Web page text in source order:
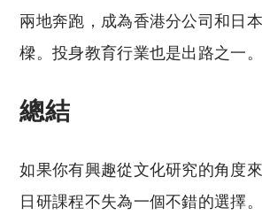
兩地奔跑，成為香港分公司和日
樑。投身教育行業也是出路之一。
總結
如果你有興趣從文化研究的角度
日研課程不失為一個不錯的選擇